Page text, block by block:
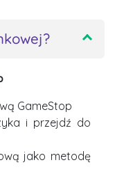
GameStop
i przejdź do
jako metodę